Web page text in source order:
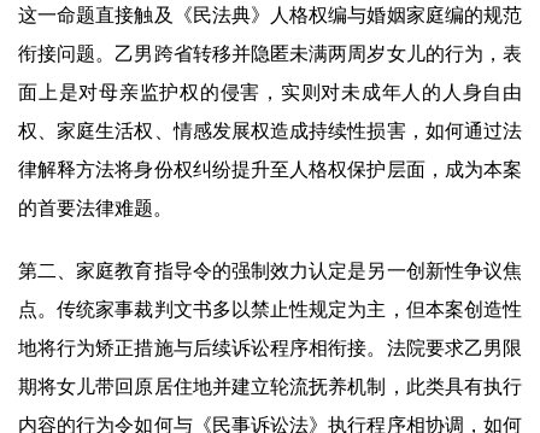
这一命题直接触及《民法典》人格权编与婚姻家庭编的规范
衔接问题。乙男跨省转移并隐匿未满两周岁女儿的行为，表
面上是对母亲监护权的侵害，实则对未成年人的人身自由
权、家庭生活权、情感发展权造成持续性损害，如何通过法
律解释方法将身份权纠纷提升至人格权保护层面，成为本案
的首要法律难题。
第二、家庭教育指导令的强制效力认定是另一创新性争议焦
点。传统家事裁判文书多以禁止性规定为主，但本案创造性
地将行为矫正措施与后续诉讼程序相衔接。法院要求乙男限
期将女儿带回原居住地并建立轮流抚养机制，此类具有执行
内容的行为令如何与《民事诉讼法》执行程序相协调，如何